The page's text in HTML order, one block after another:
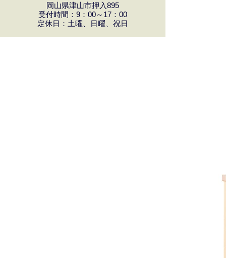
岡山県津山市押入895
受付時間：9：00～17：00
定休日：土曜、日曜、祝日